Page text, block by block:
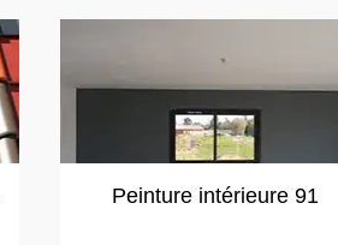
Peinture intérieure 91